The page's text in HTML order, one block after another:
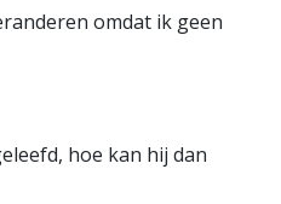
omdat ik geen
hoe kan hij dan